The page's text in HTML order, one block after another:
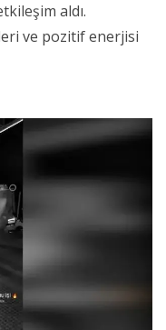
aldı.
ve pozitif enerjisi